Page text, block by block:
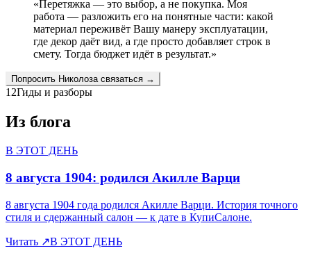
«Перетяжка — это выбор, а не покупка. Моя
работа — разложить его на понятные части: какой
материал переживёт Вашу манеру эксплуатации,
где декор даёт вид, а где просто добавляет строк в
смету. Тогда бюджет идёт в результат.»
Попросить Николоза связаться →
12Гиды и разборы
Из блога
В ЭТОТ ДЕНЬ
8 августа 1904: родился Акилле Варци
8 августа 1904 года родился Акилле Варци. История точного
стиля и сдержанный салон — к дате в КупиСалоне.
Читать ↗В ЭТОТ ДЕНЬ